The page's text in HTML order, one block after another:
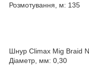
Розмотування, м: 135
Шнур Climax Mig Braid
Діаметр, мм: 0,30